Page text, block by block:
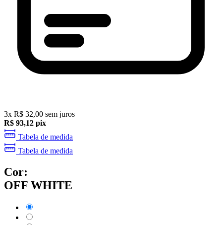
3x R$ 32,00 sem juros
R$ 93,12 pix
Tabela de medida
Tabela de medida
Cor:
OFF WHITE